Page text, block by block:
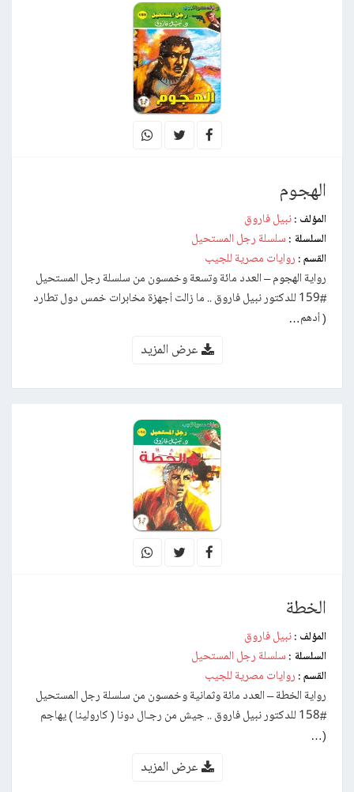
الهجوم
المؤلف : نبيل فاروق
السلسلة : سلسلة رجل المستحيل
القسم : روايات مصرية للجيب
رواية الهجوم – العدد مائة وتسعة وخمسون من سلسلة رجل المستحيل
#159 للدكتور نبيل فاروق .. ما زالت أجهزة مخابرات خمس دول تطارد
( أدهم…
عرض المزيد
الخطة
المؤلف : نبيل فاروق
السلسلة : سلسلة رجل المستحيل
القسم : روايات مصرية للجيب
رواية الخطة – العدد مائة وثمانية وخمسون من سلسلة رجل المستحيل
#158 للدكتور نبيل فاروق .. جيش من رجـال دونا ( كارولينا ) يهاجم
(…
عرض المزيد